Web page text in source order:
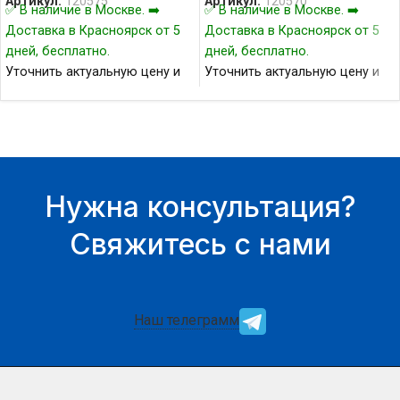
✅ В наличие в Москве. ➡️
Доставка в Красноярск от 5
дней, бесплатно.
Уточнить актуальную цену и
✅ В наличие в Москве. ➡️
Доставка в Красноярск от 5
дней, бесплатно.
Уточнить актуальную цену и
Нужна консультация?
Свяжитесь с нами
Наш телеграмм